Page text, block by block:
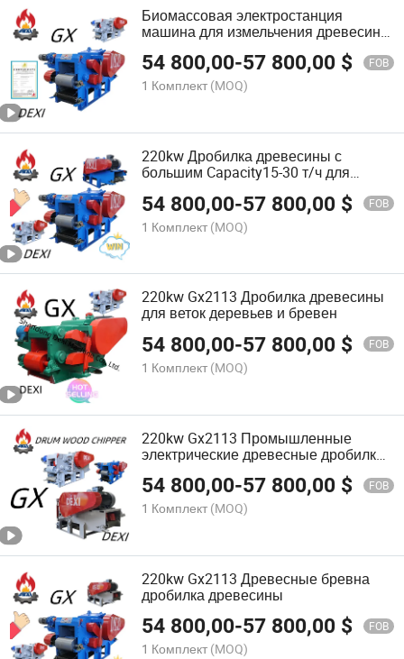
Биомассовая электростанция
машина для измельчения древесины
мощностью 15-30 т/ч
54 800,00-57 800,00 $ FOB
1 Комплект (MOQ)
220kw Дробилка древесины с
большим Capacity15-30 т/ч для
54 800,00-57 800,00 $ FOB
1 Комплект (MOQ)
220kw Gx2113 Дробилка древесины
для веток деревьев и бревен
54 800,00-57 800,00 $ FOB
1 Комплект (MOQ)
220kw Gx2113 Промышленные
электрические древесные дробилки
54 800,00-57 800,00 $ FOB
1 Комплект (MOQ)
220kw Gx2113 Древесные бревна
дробилка древесины
54 800,00-57 800,00 $ FOB
1 Комплект (MOQ)